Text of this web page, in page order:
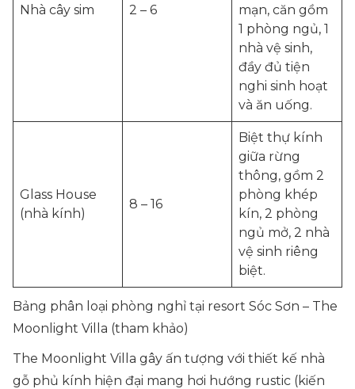
Nhà cây sim 2 – 6
mạn, căn gồm
1 phòng ngủ, 1
nhà vệ sinh,
đầy đủ tiện
nghi sinh hoạt
và ăn uống.
Glass House
(nhà kính)
8 – 16
Biệt thự kính
giữa rừng
thông, gồm 2
phòng khép
kín, 2 phòng
ngủ mở, 2 nhà
vệ sinh riêng
biệt.
Bảng phân loại phòng nghỉ tại resort Sóc Sơn – The
Moonlight Villa (tham khảo)
The Moonlight Villa gây ấn tượng với thiết kế nhà
gỗ phủ kính hiện đại mang hơi hướng rustic (kiến